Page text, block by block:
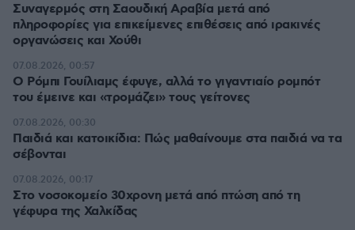
Συναγερμός στη Σαουδική Αραβία μετά από
πληροφορίες για επικείμενες επιθέσεις από ιρακινές
οργανώσεις και Χούθι
Ο Ρόμπι Γουίλιαμς έφυγε, αλλά το γιγαντιαίο ρομπότ
του έμεινε και «τρομάζει» τους γείτονες
07.08.2026, 00:57
Παιδιά και κατοικίδια: Πώς μαθαίνουμε στα παιδιά να τα
σέβονται
07.08.2026, 00:30
Στο νοσοκομείο 30χρονη μετά από πτώση από τη
γέφυρα της Χαλκίδας
07.08.2026, 00:17